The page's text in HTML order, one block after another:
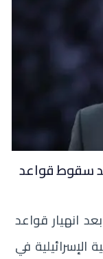
سقوط قواعد
انهيار قواعد
الإسرائيلية في